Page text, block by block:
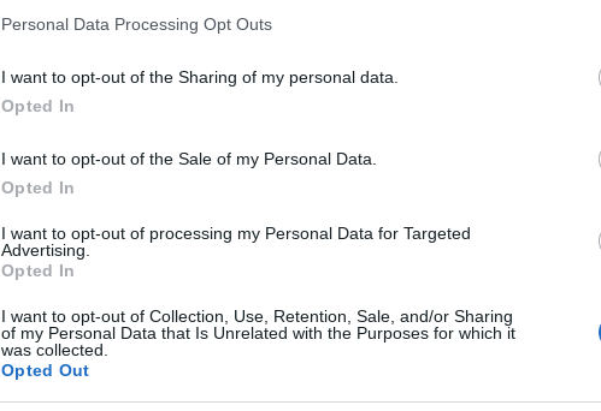
Personal Data Processing Opt Outs
I want to opt-out of the Sharing of my personal data.
Opted In
I want to opt-out of the Sale of my Personal Data.
Opted In
I want to opt-out of processing my Personal Data for Targeted
Advertising.
Opted In
I want to opt-out of Collection, Use, Retention, Sale, and/or Sharing
of my Personal Data that Is Unrelated with the Purposes for which it
was collected.
Opted Out
Fütyülöm Bob Dylan régi slágerét Tom Jones új
évszázaddal korábbi eseményeket idézek fel.